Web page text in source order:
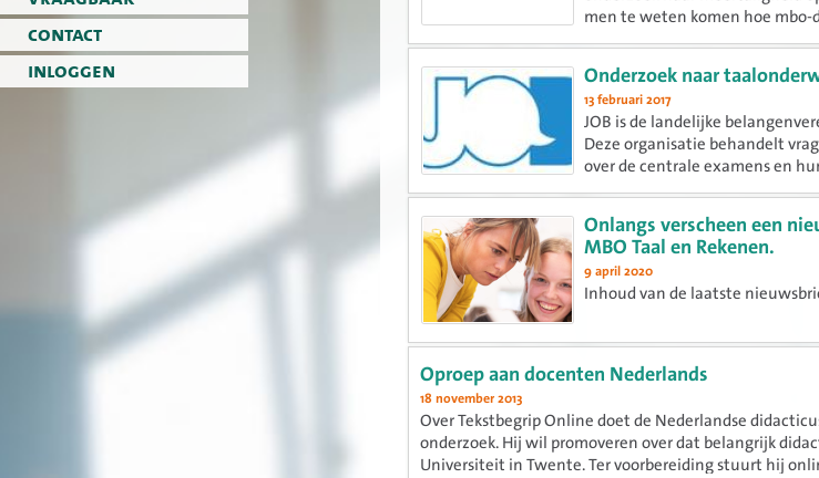
contact
inloggen
men te weten komen hoe
omgaan met meertaligheid in
leren en...
Onderzoek naar
13 februari 2017
JOB is de landelijke
Deze organisatie behandelt
over de centrale examens en
hebben zij veel contact met
het CvTE.
Onlangs verscheen een
MBO Taal en Rekenen.
9 april 2020
Inhoud van de laatste
Oproep aan docenten Nederlands
18 november 2013
Over Tekstbegrip Online doet de Nederlandse
onderzoek. Hij wil promoveren over dat belangrijk
Universiteit in Twente. Ter voorbereiding stuurt hij